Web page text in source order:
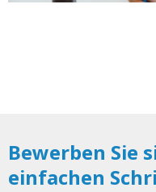
Bewerben Sie
einfachen